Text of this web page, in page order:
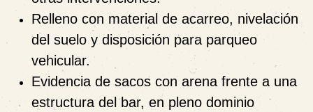
Relleno con material de acarreo, nivelación
del suelo y disposición para parqueo
vehicular.
Evidencia de sacos con arena frente a una
estructura del bar, en pleno dominio